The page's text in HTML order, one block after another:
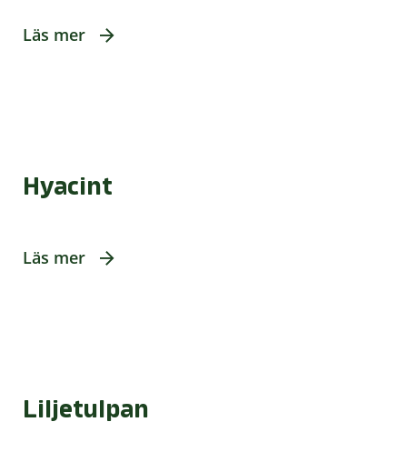
Läs mer
Hyacint
Läs mer
Liljetulpan